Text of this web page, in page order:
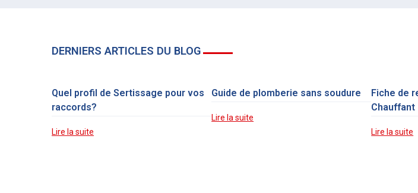
DERNIERS ARTICLES DU BLOG
Quel profil de Sertissage pour vos
raccords?
Lire la suite
Guide de plomberie sans soudure
Lire la suite
Fiche de
Chauffant
Lire la suite